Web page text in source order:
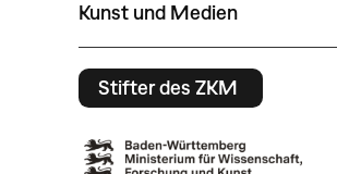
Kunst und Medien
Stifter des ZKM